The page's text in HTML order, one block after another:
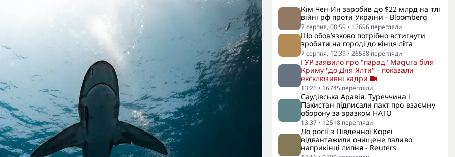
Кім Чен Ин заробив до $22 млрд на тлі
війні рф проти України - Bloomberg
7 серпня, 08:59 • 12696 перегляди
Що обов’язково потрібно встигнути
зробити на городі до кінця літа
7 серпня, 12:39 • 26588 перегляди
ГУР заявило про "парад" Magura біля
Криму "до Дня Ялти" - показали
ексклюзивні кадри
13:26 • 16745 перегляди
Саудівська Аравія, Туреччина і
Пакистан підписали пакт про взаємну
оборону за зразком НАТО
13:37 • 12518 перегляди
До росії з Південної Кореї
відвантажили очищене паливо
наприкінці липня - Reuters